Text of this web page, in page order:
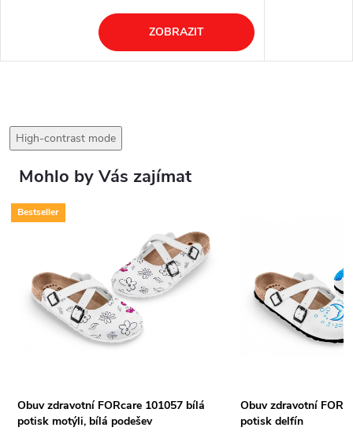
ZOBRAZIT
High-contrast mode
Mohlo by Vás zajímat
Bestseller
Obuv zdravotní FORcare 101057 bílá
potisk motýli, bílá podešev
Obuv zdravotní
potisk delfín